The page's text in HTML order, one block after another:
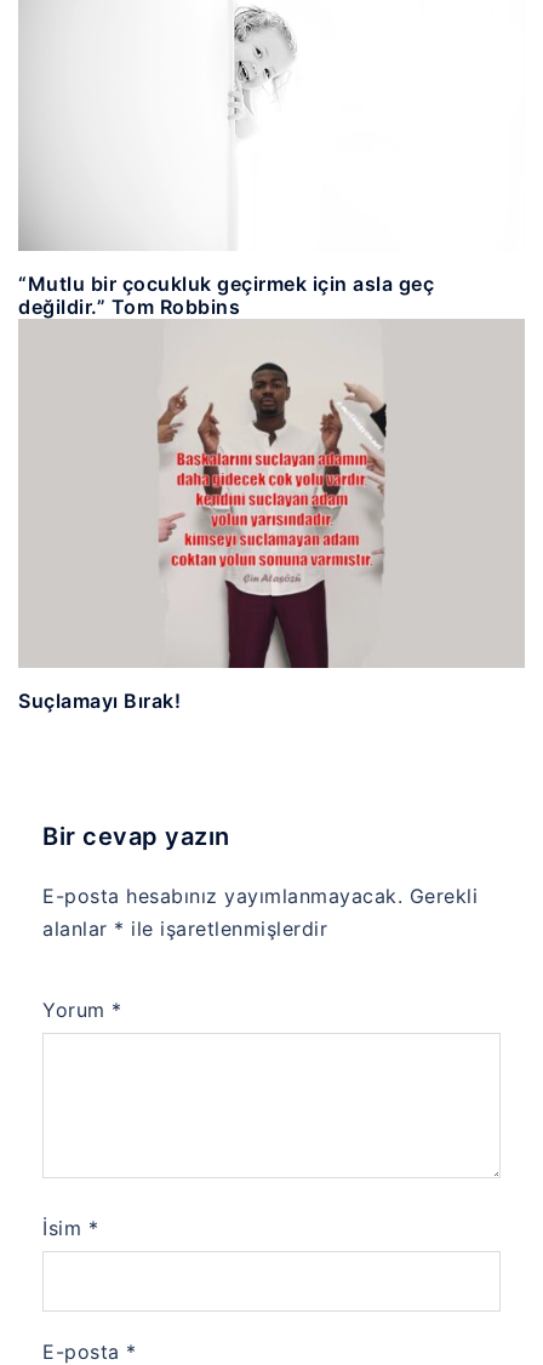
“Mutlu bir çocukluk geçirmek için asla geç
değildir.” Tom Robbins
Suçlamayı Bırak!
Bir cevap yazın
E-posta hesabınız yayımlanmayacak. Gerekli
alanlar * ile işaretlenmişlerdir
Yorum *
İsim *
E-posta *